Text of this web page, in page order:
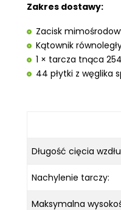
Zakres dostawy:
Zacisk
Kątownik
1 × tarcza tnąca
44 płytki z węglika
Długość cięcia
Nachylenie tarczy:
Maksymalna